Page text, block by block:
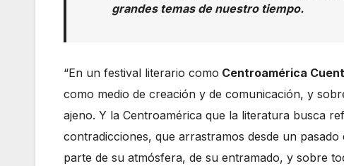
grandes temas de nuestro tiempo.
“En un festival literario como Centroamérica
como medio de creación y de comunicación, y
ajeno. Y la Centroamérica que la literatura busca
contradicciones, que arrastramos desde un
parte de su atmósfera, de su entramado, y sobre